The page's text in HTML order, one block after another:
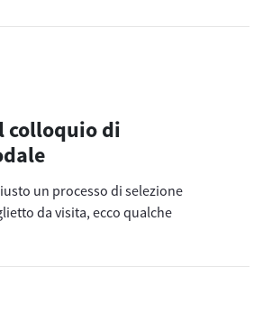
colloquio di
un processo di selezione
da visita, ecco qualche